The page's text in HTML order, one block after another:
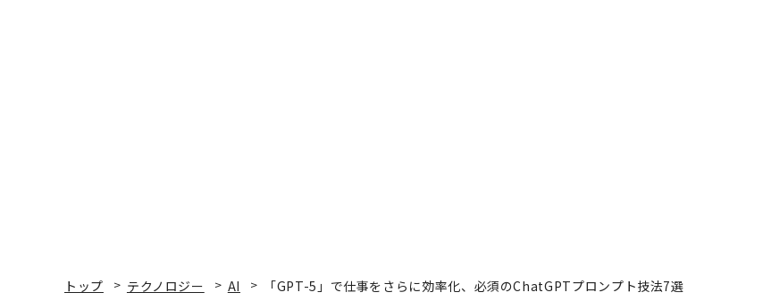
トップ テクノロジー AI 「GPT-5」で仕事をさらに効率化、必須のChatGPTプロンプト技法7選